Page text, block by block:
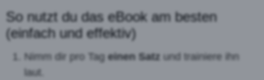
So nutzt du das eBook am besten
(einfach und effektiv)
Nimm dir pro Tageinen Satz und trainiere ihn
laut.